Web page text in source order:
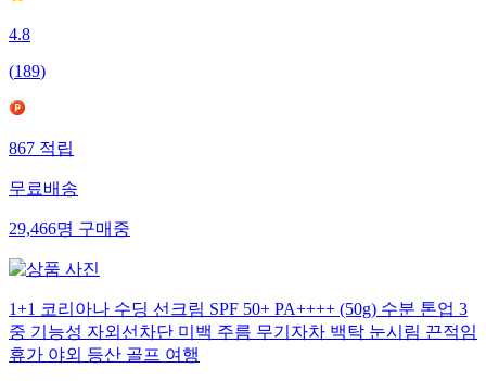
4.8
(189)
867적립
무료배송
29,466명구매중
1+1 코리아나 수딩 선크림 SPF 50+ PA++++ (50g) 수분 톤업 3
중 기능성 자외선차단 미백 주름 무기자차 백탁 눈시림 끈적임
휴가 야외 등산 골프 여행